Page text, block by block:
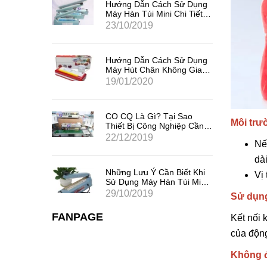
Môi
Vị
Sử
Kết nối
của
Không
Hướng Dẫn Cách Sử Dụng
Máy Hàn Túi Mini Chi Tiết,
Hiệu Quả Nhất
23/10/2019
Hướng Dẫn Cách Sử Dụng
Máy Hút Chân Không Gia
Đình Mini
19/01/2020
CO CQ Là Gì? Tại Sao
Thiết Bị Công Nghiệp Cần
Có CO CQ?
22/12/2019
Những Lưu Ý Cần Biết Khi
Sử Dụng Máy Hàn Túi Mini
Dập Tay
29/10/2019
FANPAGE